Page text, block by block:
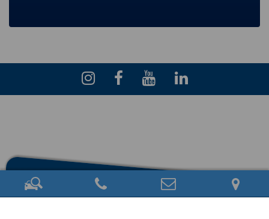
Eschini Auto S.r.l. - Via M. Malpighi, 12 - Pisa (loc. Ospedaletto) - P.I.
01842150508 - Rea: PI 159469 - PEC:eschiniauto.pec@legalmail.it